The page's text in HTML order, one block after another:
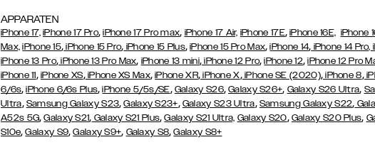
APPARATEN
iPhone 17, iPhone 17 Pro,iPhone 17 Pro max, iPhone 17 Air, iPhone 17E,iPhone 16E, iPhone
Max, iPhone 15, iPhone 15 Pro, iPhone 15 Plus,iPhone 15 Pro Max,iPhone 14, iPhone 14 Pro,
iPhone 13 Pro, iPhone 13 Pro Max, iPhone 13 mini,iPhone 12 Pro,iPhone 12,iPhone 12 Pro
iPhone 11, iPhone XS,iPhone XS Max,iPhone XR,iPhone X,iPhone SE (2020),iPhone 8,
6/6s,iPhone 6/6s Plus,iPhone 5/5s/SE, Galaxy S26,Galaxy S26+, Galaxy S26 Ultra,
Ultra, Samsung Galaxy S23,Galaxy S23+, Galaxy S23 Ultra, Samsung Galaxy S22,
A52s 5G,Galaxy S21, Galaxy S21 Plus,Galaxy S21 Ultra, Galaxy S20, Galaxy S20 Plus,
S10e,Galaxy S9,Galaxy S9+, Galaxy S8,Galaxy S8+